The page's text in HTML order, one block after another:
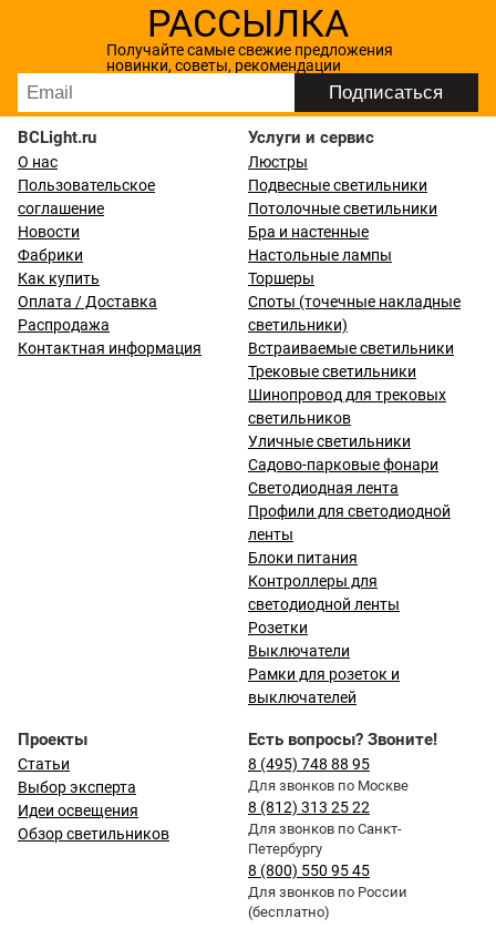
РАССЫЛКА
Получайте самые свежие предложения
новинки, советы, рекомендации
BCLight.ru
О нас
Пользовательское
соглашение
Новости
Фабрики
Как купить
Оплата / Доставка
Распродажа
Контактная информация
Услуги и сервис
Люстры
Подвесные светильники
Потолочные светильники
Бра и настенные
Настольные лампы
Торшеры
Споты (точечные накладные
светильники)
Встраиваемые светильники
Трековые светильники
Шинопровод для трековых
светильников
Уличные светильники
Садово-парковые фонари
Светодиодная лента
Профили для светодиодной
ленты
Блоки питания
Контроллеры для
светодиодной ленты
Розетки
Выключатели
Рамки для розеток и
выключателей
Проекты
Статьи
Выбор эксперта
Идеи освещения
Обзор светильников
Есть вопросы? Звоните!
8 (495) 748 88 95
Для звонков по Москве
8 (812) 313 25 22
Для звонков по Санкт-
Петербургу
8 (800) 550 95 45
Для звонков по России
(бесплатно)